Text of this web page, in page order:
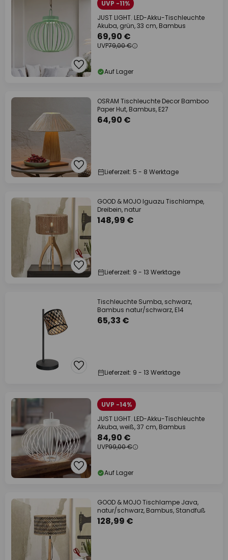
UVP -11%
JUST LIGHT. LED-Akku-Tischleuchte
Akuba, grün, 33 cm, Bambus
69,90 €
UVP79,00 €
Auf Lager
OSRAM Tischleuchte Decor Bamboo
Paper Hut, Bambus, E27
64,90 €
Lieferzeit: 5 - 8 Werktage
GOOD & MOJO Iguazu Tischlampe,
Dreibein, natur
148,99 €
Lieferzeit: 9 - 13 Werktage
Tischleuchte Sumba, schwarz,
Bambus natur/schwarz, E14
65,33 €
Lieferzeit: 9 - 13 Werktage
UVP -14%
JUST LIGHT. LED-Akku-Tischleuchte
Akuba, weiß, 37 cm, Bambus
84,90 €
UVP99,00 €
Auf Lager
GOOD & MOJO Tischlampe Java,
natur/schwarz, Bambus, Standfuß
128,99 €